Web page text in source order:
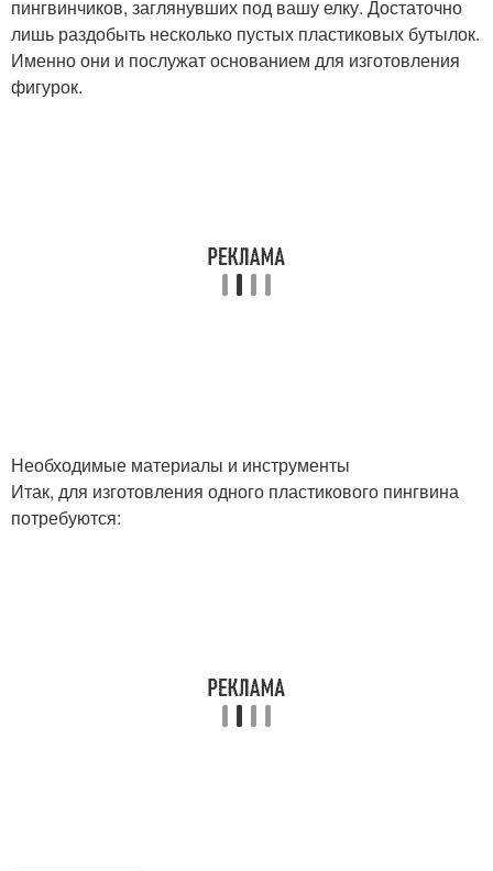
Пингвин из пластилина Пингвин для детей
пингвинчиков, заглянувших под вашу елку. Достаточно
лишь раздобыть несколько пустых пластиковых бутылок.
Именно они и послужат основанием для изготовления
фигурок.
Необходимые материалы и инструменты
Итак, для изготовления одного пластикового пингвина
потребуются: